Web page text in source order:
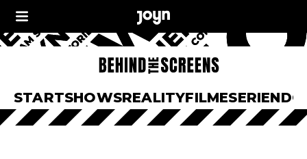
STARTSHOWSREALITYFILMESERIEN